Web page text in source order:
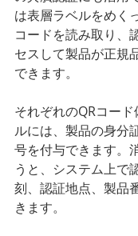
は表層ラベルをめく
コードを読み取り、
セスして製品が正規
できます。
それぞれのQRコー
ルには、製品の身分
号を付与できます。
うと、システム上で
刻、認証地点、製品
きます。